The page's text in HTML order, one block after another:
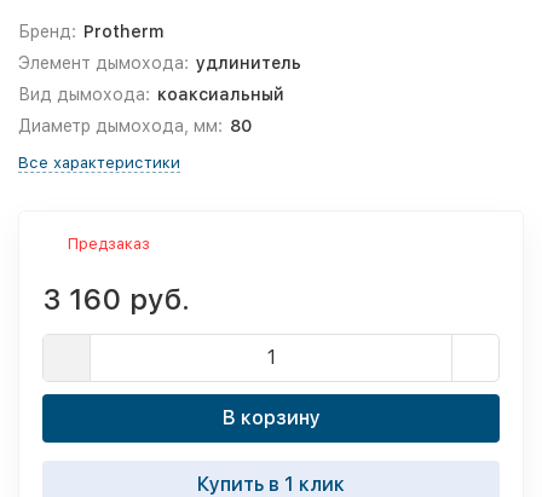
Бренд: Protherm
Элемент дымохода: удлинитель
Вид дымохода: коаксиальный
Диаметр дымохода, мм: 80
Все характеристики
Предзаказ
3 160 руб.
В корзину
Купить в 1 клик